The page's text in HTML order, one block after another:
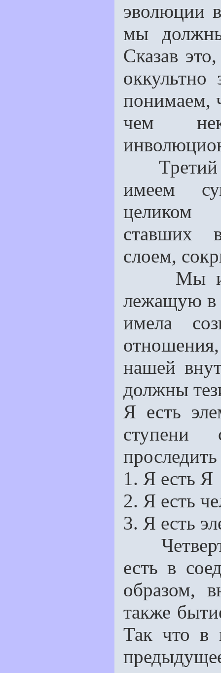
эволюции
мы
Сказав
оккультно
понимаем,
чем
Третий
имеем
целиком
ставших
слоем,
Мы
лежащую в
имела
нашей
должны
Я есть
ступени
проследить
1. Я есть Я
2. Я есть
3. Я есть
есть в
образом,
также
Так что в